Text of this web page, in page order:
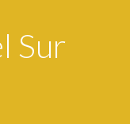
Sur